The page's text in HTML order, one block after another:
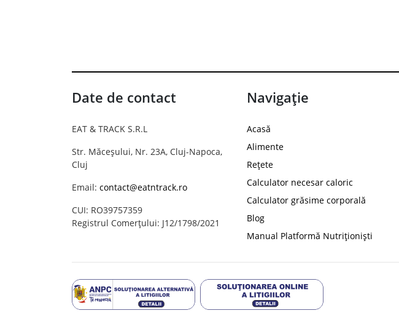
Date de contact
EAT & TRACK S.R.L
Str. Măceșului, Nr. 23A, Cluj-Napoca,
Cluj
Email: contact@eatntrack.ro
CUI: RO39757359
Registrul Comerțului: J12/1798/2021
Navigație
Acasă
Alimente
Rețete
Calculator necesar caloric
Calculator grăsime corporală
Blog
Manual Platformă Nutriționiști